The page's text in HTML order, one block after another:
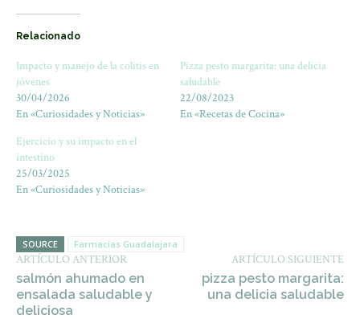
Relacionado
Impacto y manejo de la colitis en
jóvenes
30/04/2026
En «Curiosidades y Noticias»
Pizza pesto margarita: una delicia
saludable
22/08/2023
En «Recetas de Cocina»
Ejercicio y su impacto en el
intestino
25/03/2025
En «Curiosidades y Noticias»
SOURCE Farmacias Guadalajara
ARTÍCULO ANTERIOR
salmón ahumado en
ensalada saludable y
deliciosa
ARTÍCULO SIGUIENTE
pizza pesto margarita:
una delicia saludable